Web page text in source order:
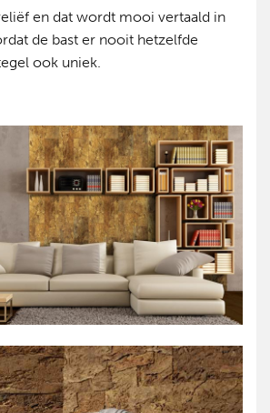
en dat wordt mooi vertaald in
de bast er nooit hetzelfde
ook uniek.